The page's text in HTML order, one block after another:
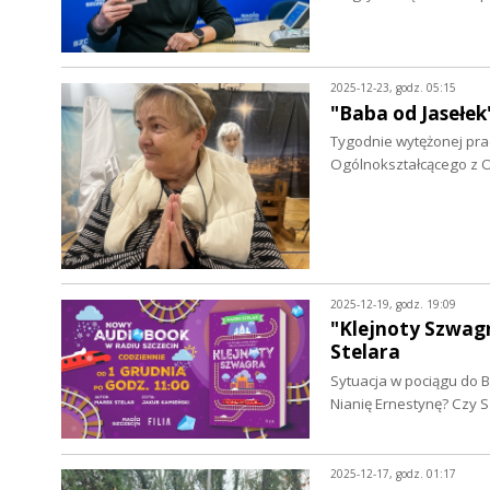
2025-12-23, godz. 05:15
"Baba od
Tygodnie wytężonej
Ogólnokształcącego z
2025-12-19, godz. 19:09
"Klejnoty
Stelara
Sytuacja w pociągu do
Nianię Ernestynę? Czy
2025-12-17, godz. 01:17